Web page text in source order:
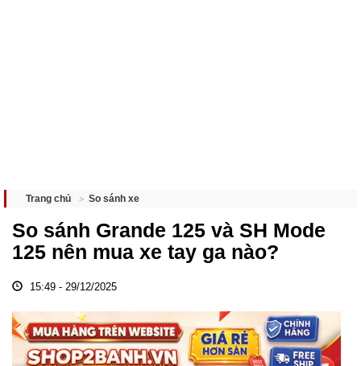
Trang chủ So sánh xe
So sánh Grande 125 và SH Mode
125 nên mua xe tay ga nào?
15:49 - 29/12/2025